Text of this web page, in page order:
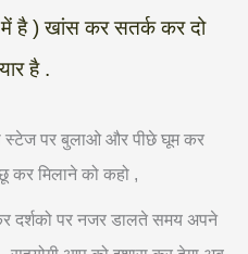
में है ) खांस कर सतर्क कर दो
है .
स्टेज पर बुलाओ और पीछे घूम कर
कर मिलाने को कहो ,
दर्शको पर नजर डालते समय अपने